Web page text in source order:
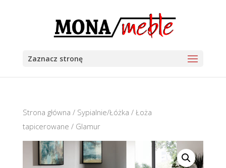
Zaznacz stronę
Strona główna / Sypialnie/Łóżka / Łoża
tapicerowane / Glamur